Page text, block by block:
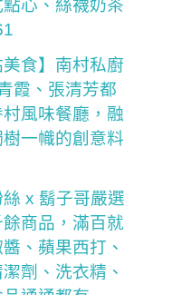
心、絲襪奶茶
美食】南村私廚
霞、張清芳都
風味餐廳，融
一幟的創意料
絲 x 鬍子哥嚴選
商品，滿百就
、蘋果西打、
劑、洗衣精、